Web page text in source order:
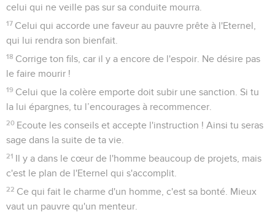
celui qui ne veille pas sur sa conduite mourra.
17 Celui qui accorde une faveur au pauvre prête à l'Eternel,
qui lui rendra son bienfait.
18 Corrige ton fils, car il y a encore de l'espoir. Ne désire pas
le faire mourir !
19 Celui que la colère emporte doit subir une sanction. Si tu
la lui épargnes, tu l’encourages à recommencer.
20 Ecoute les conseils et accepte l'instruction ! Ainsi tu seras
sage dans la suite de ta vie.
21 Il y a dans le cœur de l'homme beaucoup de projets, mais
c'est le plan de l'Eternel qui s'accomplit.
22 Ce qui fait le charme d'un homme, c'est sa bonté. Mieux
vaut un pauvre qu'un menteur.